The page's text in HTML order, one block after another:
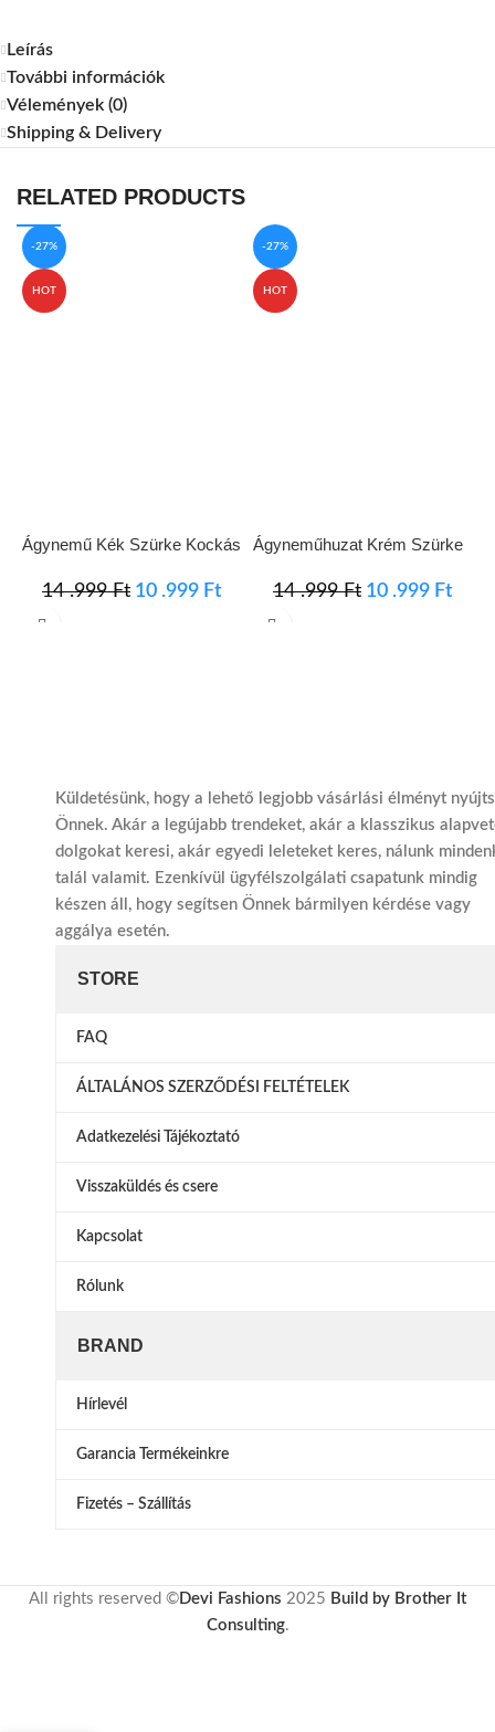
Leírás
További információk
Vélemények (0)
Shipping & Delivery
RELATED PRODUCTS
-27%
HOT
Ágynemű Kék Szürke Kockás
14 .999Ft 10 .999 Ft
-27%
HOT
Ágyneműhuzat Krém Szürke
14 .999Ft 10 .999 Ft
Küldetésünk, hogy a lehető legjobb vásárlási élményt
Önnek. Akár a legújabb trendeket, akár a klasszikus
dolgokat keresi, akár egyedi leleteket keres, nálunk
talál valamit. Ezenkívül ügyfélszolgálati csapatunk mindig
készen áll, hogy segítsen Önnek bármilyen kérdése vagy
aggálya esetén.
STORE
FAQ
ÁLTALÁNOS SZERZŐDÉSI FELTÉTELEK
Adatkezelési Tájékoztató
Visszaküldés és csere
Kapcsolat
Rólunk
BRAND
Hírlevél
Garancia Termékeinkre
Fizetés – Szállítás
All rights reserved © Devi Fashions 2025 Build by Brother It
Consulting.